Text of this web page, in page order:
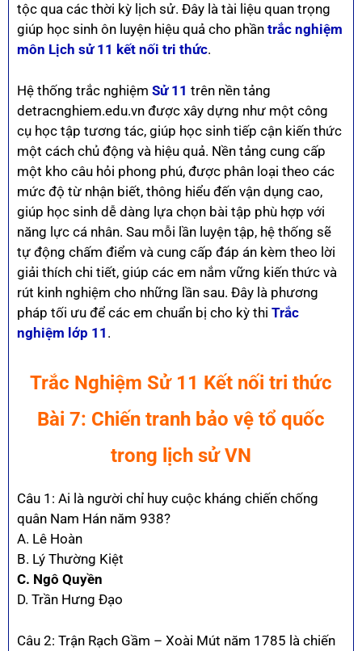
tộc qua các thời kỳ lịch sử. Đây là tài liệu quan trọng
giúp học sinh ôn luyện hiệu quả cho phần trắc nghiệm
môn Lịch sử 11 kết nối tri thức.
Hệ thống trắc nghiệm Sử 11 trên nền tảng
detracnghiem.edu.vn được xây dựng như một công
cụ học tập tương tác, giúp học sinh tiếp cận kiến thức
một cách chủ động và hiệu quả. Nền tảng cung cấp
một kho câu hỏi phong phú, được phân loại theo các
mức độ từ nhận biết, thông hiểu đến vận dụng cao,
giúp học sinh dễ dàng lựa chọn bài tập phù hợp với
năng lực cá nhân. Sau mỗi lần luyện tập, hệ thống sẽ
tự động chấm điểm và cung cấp đáp án kèm theo lời
giải thích chi tiết, giúp các em nắm vững kiến thức và
rút kinh nghiệm cho những lần sau. Đây là phương
pháp tối ưu để các em chuẩn bị cho kỳ thi Trắc
nghiệm lớp 11 .
Trắc Nghiệm Sử 11 Kết nối tri thức
Bài 7: Chiến tranh bảo vệ tổ quốc
trong lịch sử VN
Câu 1: Ai là người chỉ huy cuộc kháng chiến chống
quân Nam Hán năm 938?
A. Lê Hoàn
B. Lý Thường Kiệt
C. Ngô Quyền
D. Trần Hưng Đạo
Câu 2: Trận Rạch Gầm – Xoài Mút năm 1785 là chiến